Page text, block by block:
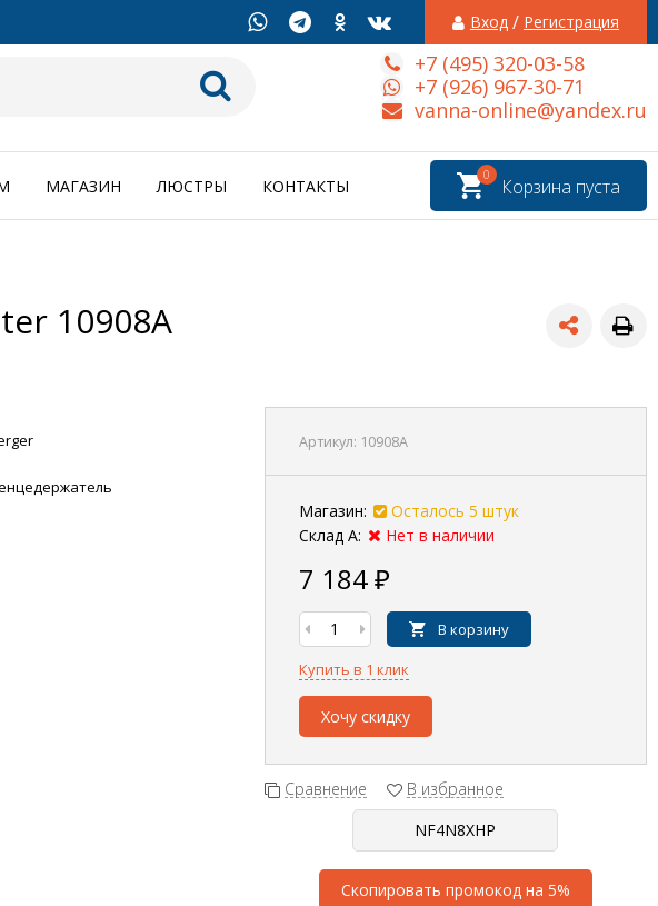
Вход / Регистрация
+7 (495) 320-03-58
+7 (926) 967-30-71
vanna-online@yandex.ru
Корзина пуста
0
МАГАЗИН ЛЮСТРЫ КОНТАКТЫ
10908A
Артикул: 10908A
Магазин:
Осталось 5 штук
Склад А:
Нет в наличии
7 184₽
В корзину
Купить в 1 клик
Хочу скидку
Сравнение В избранное
Скопировать промокод на 5%